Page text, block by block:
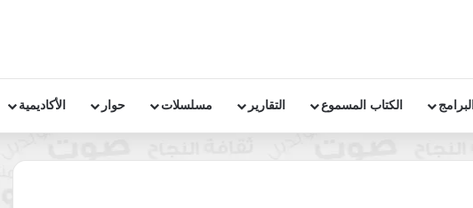
البرامج الكتاب المسموع التقارير مسلسلات حوار الأكاديمية